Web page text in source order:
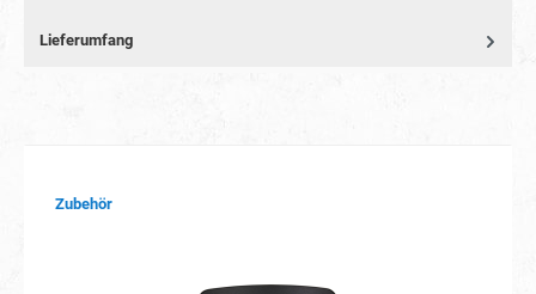
Lieferumfang
Produktgalerie überspringen
Zubehör